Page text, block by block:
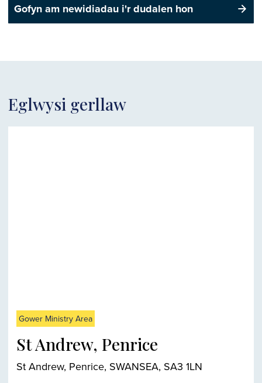
Gofyn am newidiadau i'r dudalen hon
Eglwysi gerllaw
Gower Ministry Area
St Andrew, Penrice
St Andrew, Penrice, SWANSEA, SA3 1LN